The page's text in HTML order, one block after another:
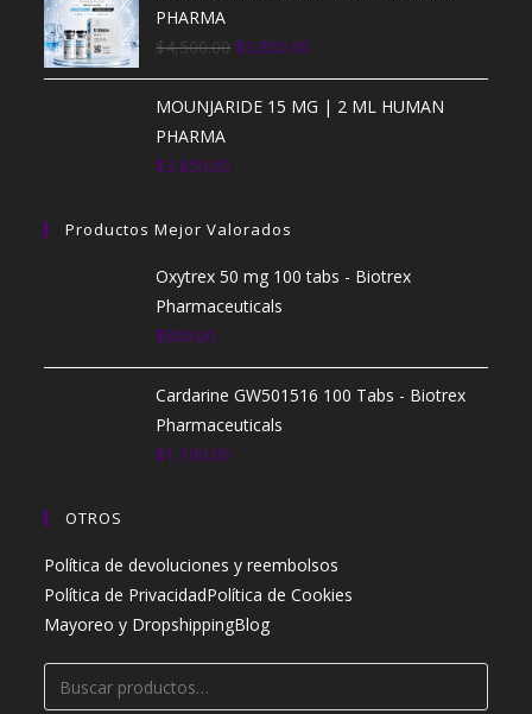
PHARMA
$4,500.00 $3,850.00
MOUNJARIDE 15 MG | 2 ML HUMAN
PHARMA
$3,850.00
Productos Mejor Valorados
Oxytrex 50 mg 100 tabs - Biotrex
Pharmaceuticals
$800.00
Cardarine GW501516 100 Tabs - Biotrex
Pharmaceuticals
$1,100.00
OTROS
Política de devoluciones y reembolsos
Política de PrivacidadPolítica de Cookies
Mayoreo y DropshippingBlog